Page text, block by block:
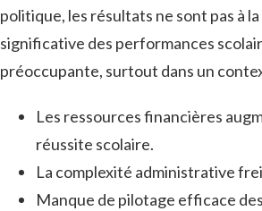
politique, les résultats ne sont pas à
significative des performances
préoccupante, surtout dans un
Les ressources financières
réussite scolaire.
La complexité administrative
Manque de pilotage efficace